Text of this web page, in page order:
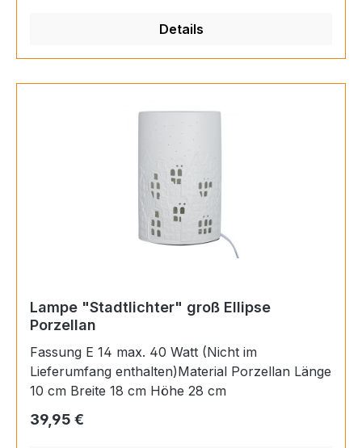
Details
Lampe "Stadtlichter" groß Ellipse
Porzellan
Fassung E 14 max. 40 Watt (Nicht im
Lieferumfang enthalten)Material Porzellan Länge
10 cm Breite 18 cm Höhe 28 cm
Regulärer Preis:
39,95 €